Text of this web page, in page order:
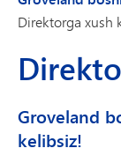
Direktorga xush
Groveland
kelibsiz!